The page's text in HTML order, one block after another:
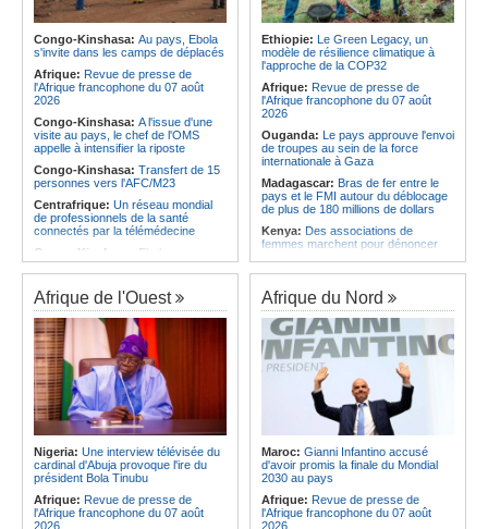
Afrique:L'Angola possède l'un des
régimes juridiques les plus complets
du continent
Afrique:AfroBasket U18 (F) - Le
Sénégal craque au 3e quart-temps
et s'incline face à la Tunisie (44-43)
Angola:La nouvelle loi renforce la
protection des institutions contre les
cyberattaques, selon Mário Oliveira
Angola:Le pays criminalise la
diffusion de fausses informations
sur Internet
Congo-Kinshasa: Au pays, Ebola
s'invite dans les camps de déplacés
Afrique: Revue de presse de
l'Afrique francophone du 07 août
2026
Congo-Kinshasa: A l'issue d'une
visite au pays, le chef de l'OMS
appelle à intensifier la riposte
Congo-Kinshasa: Transfert de 15
personnes vers l'AFC/M23
Centrafrique: Un réseau mondial
de professionnels de la santé
connectés par la télémédecine
Congo-Kinshasa: Ebola au pays -
Africa CDC mise sur les
communautés
Afrique Centrale:L'explosion de la
demande de viande de brousse
extermine la faune sauvage
Congo-Kinshasa:Après l'accord
avec une branche des FDLR, les
zones d'ombre persistent
Centrafrique: Un gendarme détenu
par le groupe armé AAKG retrouve
la liberté
Rome et Kigali discutent
d'une possible externalisation au
pays des procédures d'asile à
destination de l'Italie
Ethiopie: Le Green Legacy, un
modèle de résilience climatique à
l'approche de la COP32
Afrique: Revue de presse de
l'Afrique francophone du 07 août
2026
Ouganda: Le pays approuve l'envoi
de troupes au sein de la force
internationale à Gaza
Madagascar: Bras de fer entre le
pays et le FMI autour du déblocage
de plus de 180 millions de dollars
Kenya: Des associations de
femmes marchent pour dénoncer
Afrique:La CEA renforce les
capacités des parlementaires de
l'Afrique de l'Est
Congo-Kinshasa:
Après l'accord
avec une branche des FDLR, les
zones d'ombre persistent
Sud-Soudan:
Le pays à la croisée
des chemins, alerte l'ONU
Rwanda:Rome et Kigali discutent
d'une possible externalisation au
pays des procédures d'asile à
destination de l'Italie
Somalie:Le camp de Galkayo
frappé par une violente attaque des
Forces du Puntland
Afrique de l'Ouest
Nigeria: Une interview télévisée du
cardinal d'Abuja provoque l'ire du
président Bola Tinubu
Afrique: Revue de presse de
l'Afrique francophone du 07 août
2026
Afrique du Nord
Maroc: Gianni Infantino accusé
d'avoir promis la finale du Mondial
2030 au pays
Afrique: Revue de presse de
l'Afrique francophone du 07 août
2026